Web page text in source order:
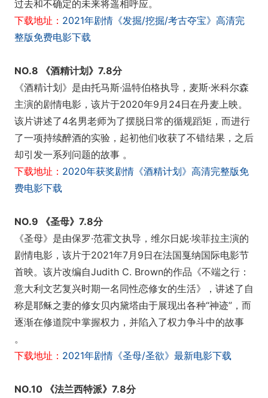
过去和不确定的未来将遥相呼应。
下载地址： 2021年剧情《发掘/挖掘/考古夺宝》高清完
整版免费电影下载
NO.8 《酒精计划》7.8分
《酒精计划》是由托马斯·温特伯格执导，麦斯·米科尔森
主演的剧情电影，该片于2020年9月24日在丹麦上映。
该片讲述了4名男老师为了摆脱日常的循规蹈矩，而进行
了一项持续醉酒的实验，起初他们收获了不错结果，之后
却引发一系列问题的故事 。
下载地址： 2020年获奖剧情《酒精计划》高清完整版免
费电影下载
NO.9 《圣母》7.8分
《圣母》是由保罗·范霍文执导，维尔日妮·埃菲拉主演的
剧情电影，该片于2021年7月9日在法国戛纳国际电影节
首映。该片改编自Judith C. Brown的作品《不端之行：
意大利文艺复兴时期一名同性恋修女的生活》，讲述了自
称是耶稣之妻的修女贝内黛塔由于展现出各种“神迹”，而
逐渐在修道院中掌握权力，并陷入了权力争斗中的故事
。
下载地址： 2021年剧情《圣母/圣欲》最新电影下载
NO.10 《法兰西特派》7.8分